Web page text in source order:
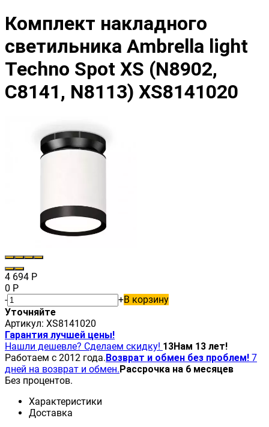
Комплект накладного
светильника Ambrella light
Techno Spot XS (N8902,
C8141, N8113) XS8141020
4 694 Р
0 Р
-
+В корзину
Уточняйте
Артикул: XS8141020
Гарантия лучшей цены!
Нашли дешевле? Сделаем скидку! 13Нам 13 лет!
Работаем с 2012 года.Возврат и обмен без проблем! 7
дней на возврат и обмен.Рассрочка на 6 месяцев
Без процентов.
Характеристики
Доставка